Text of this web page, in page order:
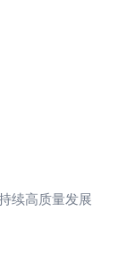
续高质量发展